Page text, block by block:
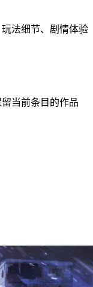
法细节、剧情体验
当前条目的作品